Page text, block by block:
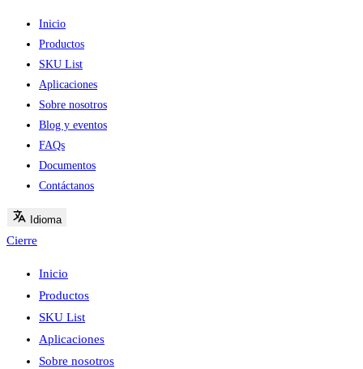
Inicio
Productos
SKU List
Aplicaciones
Sobre nosotros
Blog y eventos
FAQs
Documentos
Contáctanos
Idioma
Cierre
Inicio
Productos
SKU List
Aplicaciones
Sobre nosotros